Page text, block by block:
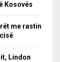
Kosovës
me rastin
Lindon